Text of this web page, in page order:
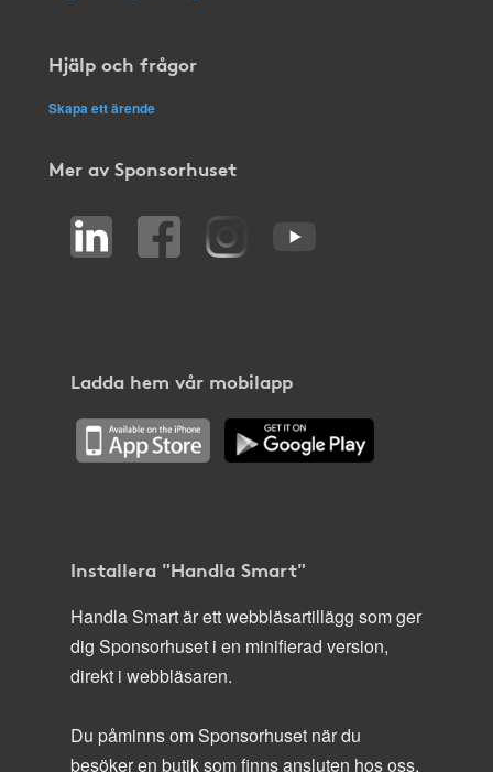
Hjälp och frågor
Skapa ett ärende
Mer av Sponsorhuset
Ladda hem vår mobilapp
Installera "Handla Smart"
Handla Smart är ett webbläsartillägg som ger
dig Sponsorhuset i en minifierad version,
direkt i webbläsaren.
Du påminns om Sponsorhuset när du
besöker en butik som finns ansluten hos oss.